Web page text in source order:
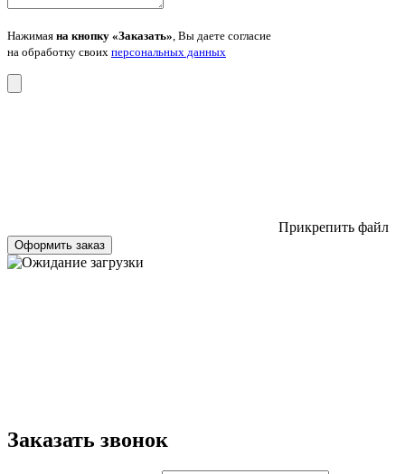
Нажимая на кнопку «Заказать», Вы даете согласие
на обработку своих персональных данных
Прикрепить файл
Оформить заказ
Заказать звонок